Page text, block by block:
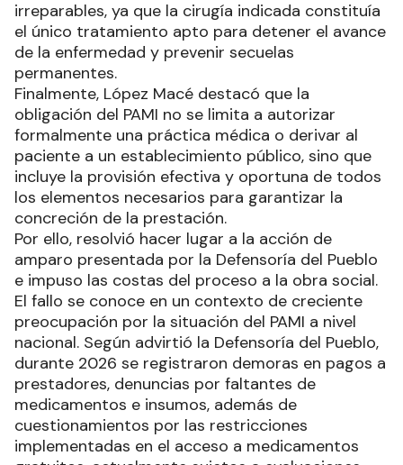
irreparables, ya que la cirugía indicada constituía
el único tratamiento apto para detener el avance
de la enfermedad y prevenir secuelas
permanentes.
Finalmente, López Macé destacó que la
obligación del PAMI no se limita a autorizar
formalmente una práctica médica o derivar al
paciente a un establecimiento público, sino que
incluye la provisión efectiva y oportuna de todos
los elementos necesarios para garantizar la
concreción de la prestación.
Por ello, resolvió hacer lugar a la acción de
amparo presentada por la Defensoría del Pueblo
e impuso las costas del proceso a la obra social.
El fallo se conoce en un contexto de creciente
preocupación por la situación del PAMI a nivel
nacional. Según advirtió la Defensoría del Pueblo,
durante 2026 se registraron demoras en pagos a
prestadores, denuncias por faltantes de
medicamentos e insumos, además de
cuestionamientos por las restricciones
implementadas en el acceso a medicamentos